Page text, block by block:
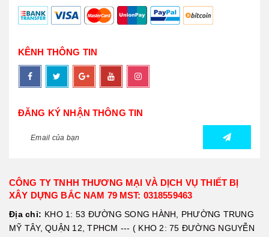
KÊNH THÔNG TIN
ĐĂNG KÝ NHẬN THÔNG TIN
CÔNG TY TNHH THƯƠNG MẠI VÀ DỊCH VỤ THIẾT BỊ
XÂY DỰNG BẮC NAM 79 MST: 0318559463
Địa chỉ: KHO 1: 53 ĐƯỜNG SONG HÀNH, PHƯỜNG TRUNG
MỸ TÂY, QUẬN 12, TPHCM --- ( KHO 2: 75 ĐƯỜNG NGUYỄN